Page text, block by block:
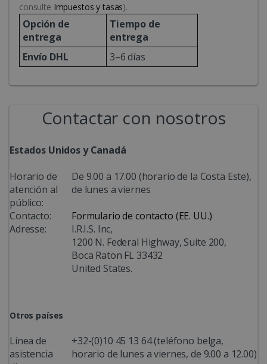
consulte Impuestos y tasas).
Opción de
entrega
Tiempo de
entrega
Envío DHL
3–6 días
Contactar con nosotros
Estados Unidos y Canadá
Horario de
atención al
público:
De 9.00 a 17.00 (horario de la Costa Este),
de lunes a viernes
Contacto:
Formulario de contacto (EE. UU.)
Adresse:
I.R.I.S. Inc,
1200 N. Federal Highway, Suite 200,
Boca Raton FL 33432
United States.
Otros países
Línea de
asistencia
+32-(0)10 45 13 64 (teléfono belga,
horario de lunes a viernes, de 9.00 a 12.00)